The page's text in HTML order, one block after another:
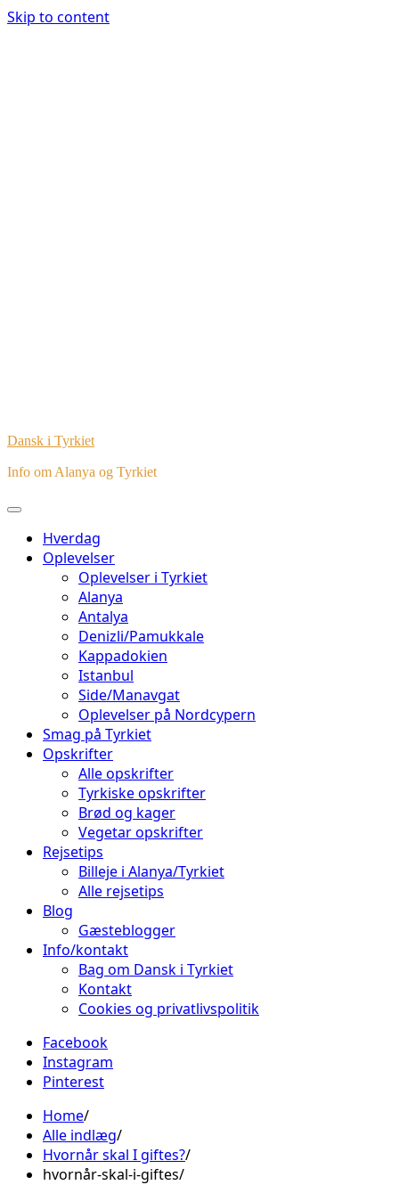
Skip to content
Dansk i Tyrkiet
Info om Alanya og Tyrkiet
Hverdag
Oplevelser
Oplevelser i Tyrkiet
Alanya
Antalya
Denizli/Pamukkale
Kappadokien
Istanbul
Side/Manavgat
Oplevelser på Nordcypern
Smag på Tyrkiet
Opskrifter
Alle opskrifter
Tyrkiske opskrifter
Brød og kager
Vegetar opskrifter
Rejsetips
Billeje i Alanya/Tyrkiet
Alle rejsetips
Blog
Gæsteblogger
Info/kontakt
Bag om Dansk i Tyrkiet
Kontakt
Cookies og privatlivspolitik
Facebook
Instagram
Pinterest
Home
Alle indlæg
Hvornår skal I giftes?
hvornår-skal-i-giftes